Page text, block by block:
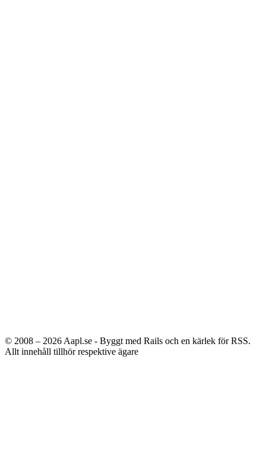
© 2008 – 2026 Aapl.se - Byggt med Rails och en kärlek för RSS.
Allt innehåll tillhör respektive ägare